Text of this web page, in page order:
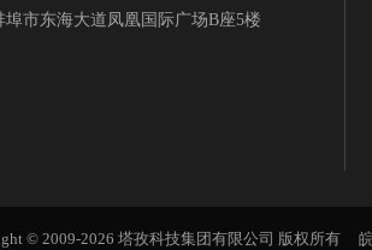
埠市东海大道凤凰国际广场B座5楼
© 2009-2026 塔孜科技集团有限公司 版权所有